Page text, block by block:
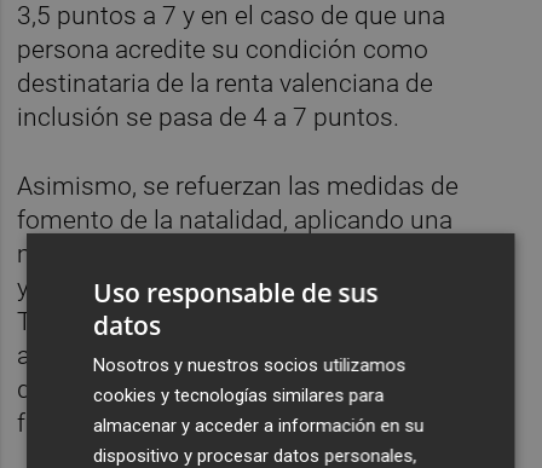
3,5 puntos a 7 y en el caso de que una
persona acredite su condición como
destinataria de la renta valenciana de
inclusión se pasa de 4 a 7 puntos.
Asimismo, se refuerzan las medidas de
fomento de la natalidad, aplicando una
mayor puntuación a las familias numerosas
y monoparentales, pasando de 5 a 7 puntos.
También se incrementa la puntación
asignada a los trabajadores del alumnado
del centro docente de 5 a 7 puntos para
favorecer a la conciliación familiar y laboral.
Uso responsable de sus
datos
Nosotros y nuestros socios utilizamos
cookies y tecnologías similares para
almacenar y acceder a información en su
dispositivo y procesar datos personales,